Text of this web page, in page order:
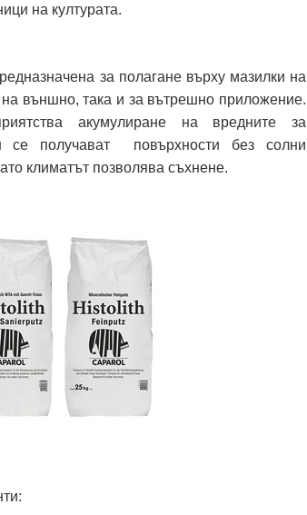
на културата.
за полагане върху мазилки на
външно, така и за вътрешно приложение.
акумулиране на вредните за
се получават повърхности без солни
климатът позволява съхнене.